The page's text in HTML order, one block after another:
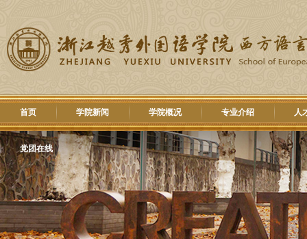
首页 学院新闻 学院概况 专业介绍 人
党团在线